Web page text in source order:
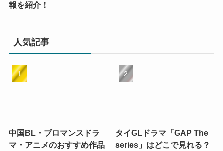
報を紹介！
人気記事
中国BL・ブロマンスドラ
マ・アニメのおすすめ作品
タイGLドラマ「GAP The
series」はどこで見れる？